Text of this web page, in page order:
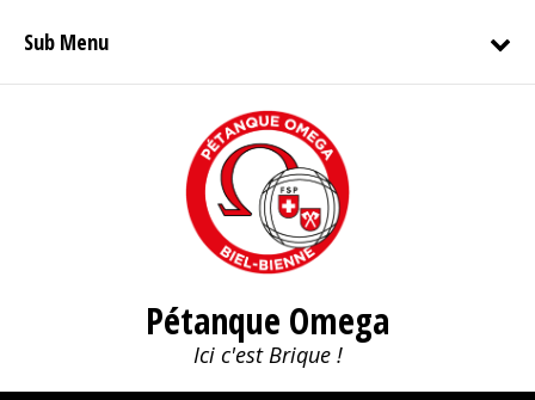
Sub Menu
Pétanque Omega
Ici c'est Brique !